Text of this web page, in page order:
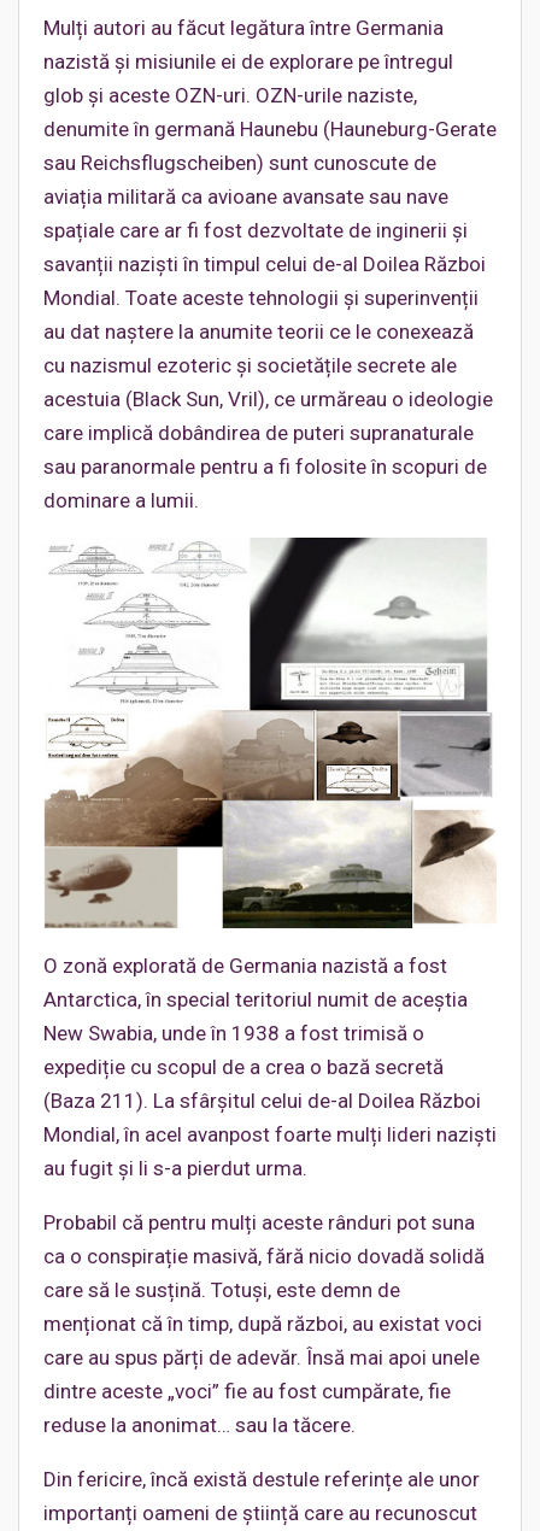
Mulți autori au făcut legătura între Germania
nazistă și misiunile ei de explorare pe întregul
glob și aceste OZN-uri. OZN-urile naziste,
denumite în germană Haunebu (Hauneburg-Gerate
sau Reichsflugscheiben) sunt cunoscute de
aviația militară ca avioane avansate sau nave
spațiale care ar fi fost dezvoltate de inginerii și
savanții naziști în timpul celui de-al Doilea Război
Mondial. Toate aceste tehnologii și superinvenții
au dat naştere la anumite teorii ce le conexează
cu nazismul ezoteric și societățile secrete ale
acestuia (Black Sun, Vril), ce urmăreau o ideologie
care implică dobândirea de puteri supranaturale
sau paranormale pentru a fi folosite în scopuri de
dominare a lumii.
O zonă explorată de Germania nazistă a fost
Antarctica, în special teritoriul numit de aceștia
New Swabia, unde în 1938 a fost trimisă o
expediție cu scopul de a crea o bază secretă
(Baza 211). La sfârșitul celui de-al Doilea Război
Mondial, în acel avanpost foarte mulți lideri naziști
au fugit și li s-a pierdut urma.
Probabil că pentru mulți aceste rânduri pot suna
ca o conspirație masivă, fără nicio dovadă solidă
care să le susțină. Totuşi, este demn de
menționat că în timp, după război, au existat voci
care au spus părți de adevăr. Însă mai apoi unele
dintre aceste „voci” fie au fost cumpărate, fie
reduse la anonimat… sau la tăcere.
Din fericire, încă există destule referințe ale unor
importanți oameni de știință care au recunoscut